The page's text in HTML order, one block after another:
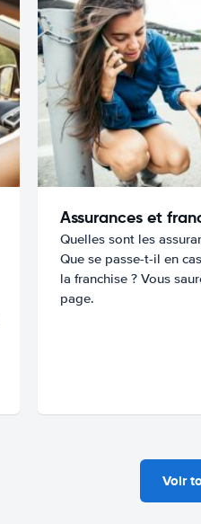
Assurances et
Quelles sont les
Que se passe-t-il en
la franchise ? Vous
page.
Voir